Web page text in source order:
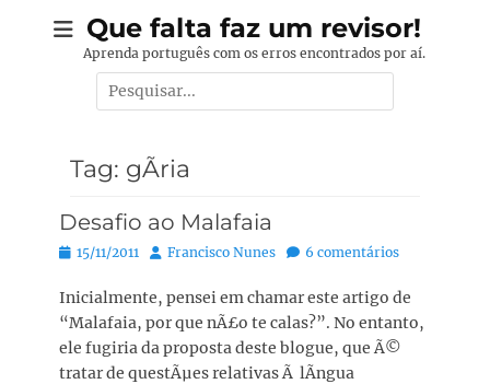
Que falta faz um revisor!
Aprenda português com os erros encontrados por aí.
Pesquisar
por:
Tag: gÃ­ria
Desafio ao Malafaia
Posted
15/11/2011 Autor:
Francisco Nunes 6 comentários
Inicialmente, pensei em chamar este artigo de
“Malafaia, por que nÃ£o te calas?”. No entanto,
ele fugiria da proposta deste blogue, que Ã©
tratar de questÃµes relativas Ã lÃ­ngua